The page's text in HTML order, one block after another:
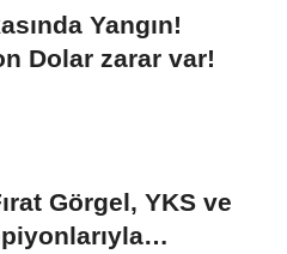
Yangın!
Dolar zarar var!
Görgel, YKS ve